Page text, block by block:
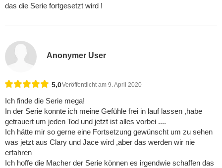
das die Serie fortgesetzt wird !
Anonymer User
5,0Veröffentlicht am 9. April 2020
Ich finde die Serie mega!
In der Serie konnte ich meine Gefühle frei in lauf lassen ,habe
getrauert um jeden Tod und jetzt ist alles vorbei ....
Ich hätte mir so gerne eine Fortsetzung gewünscht um zu sehen
was jetzt aus Clary und Jace wird ,aber das werden wir nie
erfahren
Ich hoffe die Macher der Serie können es irgendwie schaffen das